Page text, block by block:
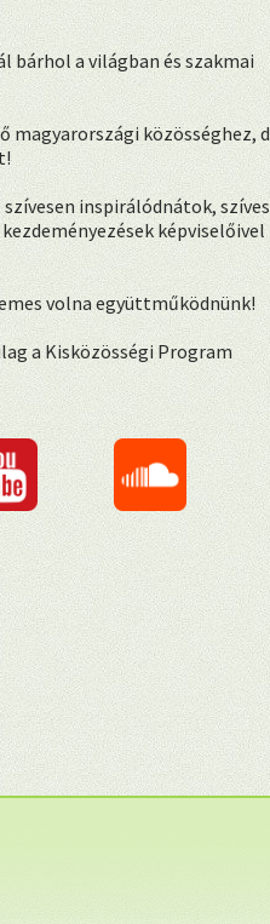
bárhol a világban és szakmai
magyarországi közösséghez,
inspirálódnátok,
képviselőivel
volna együttműködnünk!
a Kisközösségi Program